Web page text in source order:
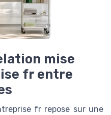
mise
fr entre
fr repose sur une